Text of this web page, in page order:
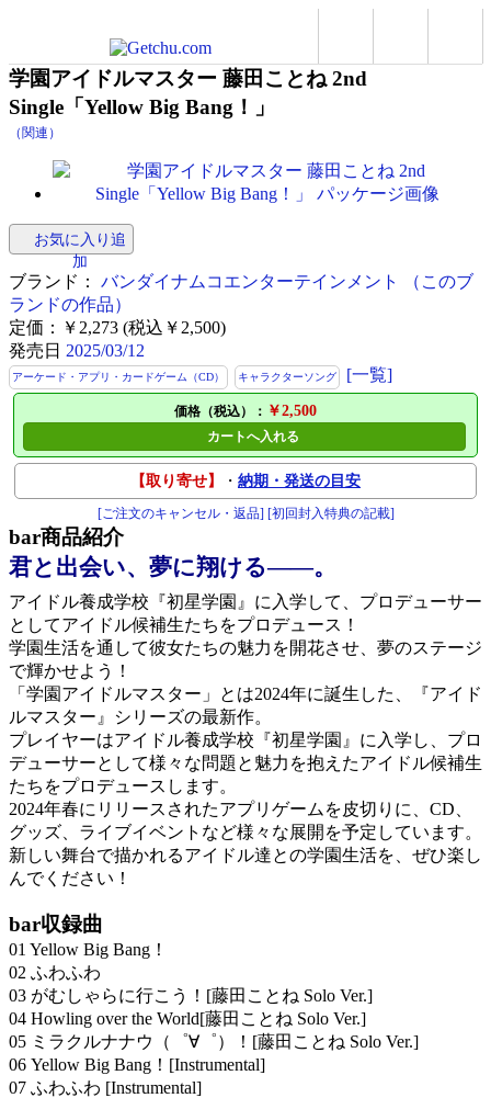
学園アイドルマスター 藤田ことね 2nd
Single「Yellow Big Bang！」
（関連）
お気に入り追
加
ブランド： バンダイナムコエンターテインメント
（このブ
ランドの作品）
定価：￥2,273 (税込￥2,500)
発売日 2025/03/12
アーケード・アプリ・カードゲーム（CD） キャラクターソング [一覧]
価格（税込）： ￥2,500
カートへ入れる
【取り寄せ】 ・ 納期・発送の目安
[ご注文のキャンセル・返品] [初回封入特典の記載]
bar商品紹介
君と出会い、夢に翔ける――。
アイドル養成学校『初星学園』に入学して、プロデューサー
としてアイドル候補生たちをプロデュース！
学園生活を通して彼女たちの魅力を開花させ、夢のステージ
で輝かせよう！
「学園アイドルマスター」とは2024年に誕生した、『アイド
ルマスター』シリーズの最新作。
プレイヤーはアイドル養成学校『初星学園』に入学し、プロ
デューサーとして様々な問題と魅力を抱えたアイドル候補生
たちをプロデュースします。
2024年春にリリースされたアプリゲームを皮切りに、CD、
グッズ、ライブイベントなど様々な展開を予定しています。
新しい舞台で描かれるアイドル達との学園生活を、ぜひ楽し
んでください！
bar収録曲
01 Yellow Big Bang！
02 ふわふわ
03 がむしゃらに行こう！[藤田ことね Solo Ver.]
04 Howling over the World[藤田ことね Solo Ver.]
05 ミラクルナナウ（゜∀゜）！[藤田ことね Solo Ver.]
06 Yellow Big Bang！[Instrumental]
07 ふわふわ [Instrumental]